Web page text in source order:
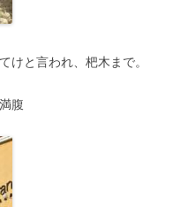
けと言われ、杷木まで。
腹